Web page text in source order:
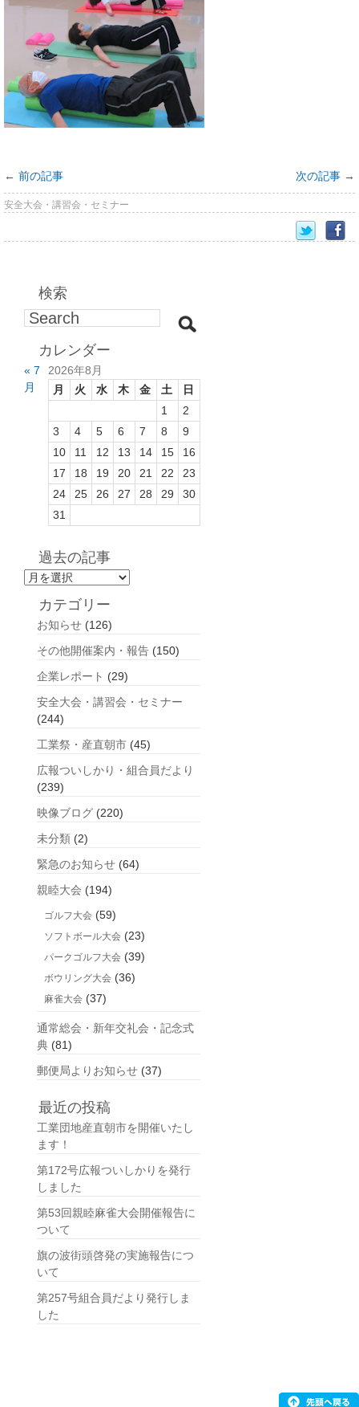
← 前の記事 次の記事 →
安全大会・講習会・セミナー
検索
カレンダー
2026年8月
月
火 水 木 金 土
日
1
2
3
4 5 6 7 8
9
10
11 12 13 14 15
16
17
18 19 20 21 22
23
24
25 26 27 28 29
30
31
« 7
月
過去の記事
過
カテゴリー
お知らせ (126)
その他開催案内・報告 (150)
企業レポート (29)
安全大会・講習会・セミナー
(244)
工業祭・産直朝市 (45)
広報ついしかり・組合員だより
(239)
映像ブログ (220)
未分類 (2)
緊急のお知らせ (64)
親睦大会 (194)
ゴルフ大会 (59)
ソフトボール大会 (23)
パークゴルフ大会 (39)
ボウリング大会 (36)
麻雀大会 (37)
通常総会・新年交礼会・記念式
典 (81)
郵便局よりお知らせ (37)
最近の投稿
工業団地産直朝市を開催いたし
ます！
第172号広報ついしかりを発行
しました
第53回親睦麻雀大会開催報告に
ついて
旗の波街頭啓発の実施報告につ
いて
第257号組合員だより発行しま
した